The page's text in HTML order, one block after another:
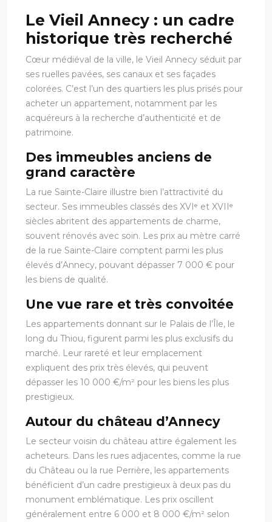
Le Vieil Annecy : un cadre
historique très recherché
Cœur médiéval de la ville, le Vieil Annecy séduit par
ses ruelles pavées, ses canaux et ses façades
colorées. C’est l’un des quartiers les plus prisés pour
acheter un appartement, notamment par les
acquéreurs à la recherche d’authenticité et de
patrimoine.
Des immeubles anciens de
grand caractère
La rue Sainte-Claire illustre bien l’attractivité du
secteur. Ses immeubles classés des XVIᵉ et XVIIᵉ
siècles abritent des appartements de charme,
souvent rénovés avec soin. Les prix au mètre carré
de la rue Sainte-Claire comptent parmi les plus
élevés d’Annecy, pouvant dépasser 7 000 € pour
les biens de qualité.
Une vue rare et très convoitée
Les appartements donnant sur le Palais de l’Île, le
long du Thiou, figurent parmi les plus exclusifs du
marché. Leur rareté et leur emplacement
expliquent des prix très élevés, qui peuvent
dépasser les 10 000 €/m² pour les biens les plus
prestigieux.
Autour du château d’Annecy
Le secteur voisin du château attire également les
acheteurs. Dans les rues adjacentes, comme la rue
du Château ou la rue Perrière, les appartements
bénéficient d’un cadre prestigieux à deux pas du
monument emblématique. Les prix oscillent
généralement entre 6 000 et 8 000 €/m² selon